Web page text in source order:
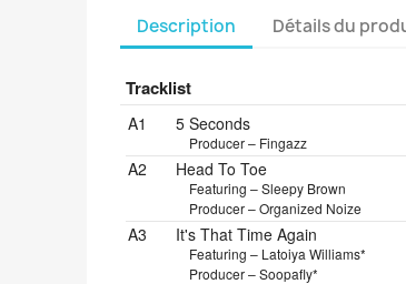
Description Détails du
Tracklist
Position Title/Credits
A1 5 Seconds
Producer – Fingazz
A2 Head To Toe
Featuring – Sleepy Brown
Producer – Organized Noize
A3 It's That Time Again
Featuring – Latoiya Williams*
Producer – Soopafly*